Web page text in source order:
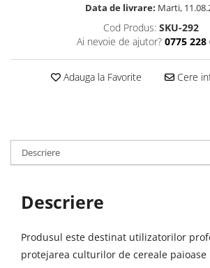
Data de livrare: Marti,
Cod Produs: SKU-292
Ai nevoie de ajutor? 0775 228
Adauga la Favorite Cere
Descriere
Descriere
Produsul este destinat utilizatorilor
protejarea culturilor de cereale paioase